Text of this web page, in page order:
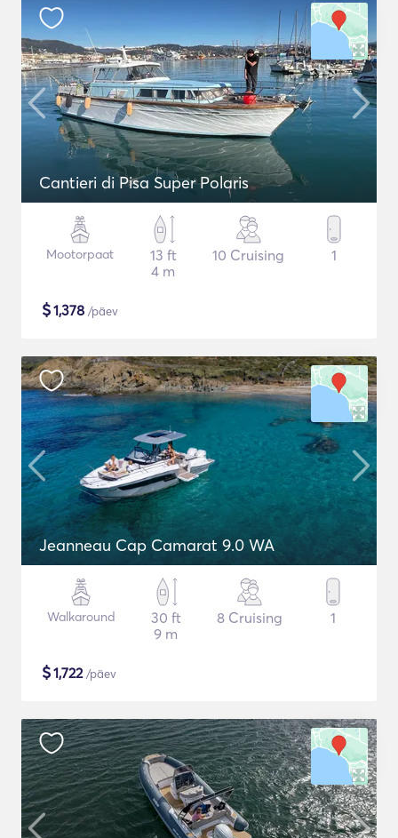
Cantieri di Pisa Super Polaris
Mootorpaat
13 ft
4 m
10 Cruising 1
$1,378 /päev
Jeanneau Cap Camarat 9.0 WA
Walkaround
30 ft
9 m
8 Cruising 1
$1,722/päev